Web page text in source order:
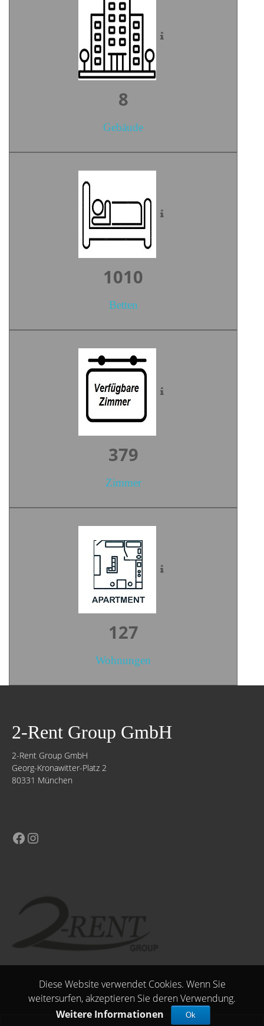
10
Gebäude
1403
Betten
527
Zimmer
176
Wohnungen
2-Rent Group GmbH
2-Rent Group GmbH
Georg-Kronawitter-Platz 2
80331 München
Diese Website verwendet Cookies. Wenn Sie
weitersurfen, akzeptieren Sie deren Verwendung.
Weitere Informationen
Ok